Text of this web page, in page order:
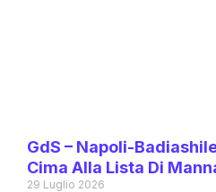
GdS – Napoli-
Cima Alla Lista Di
29 Luglio 2026